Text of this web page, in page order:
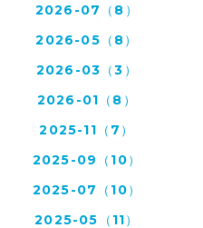
2026-07（8）
2026-05（8）
2026-03（3）
2026-01（8）
2025-11（7）
2025-09（10）
2025-07（10）
2025-05（11）